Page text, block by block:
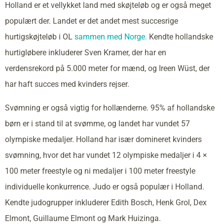
Holland er et vellykket land med skøjteløb og er også meget
populært der. Landet er det andet mest succesrige
hurtigskøjteløb i OL sammen med Norge. Kendte hollandske
hurtigløbere inkluderer Sven Kramer, der har en
verdensrekord på 5.000 meter for mænd, og Ireen Wüst, der
har haft succes med kvinders rejser.
Svømning er også vigtig for hollænderne. 95% af hollandske
børn er i stand til at svømme, og landet har vundet 57
olympiske medaljer. Holland har især domineret kvinders
svømning, hvor det har vundet 12 olympiske medaljer i 4 ×
100 meter freestyle og ni medaljer i 100 meter freestyle
individuelle konkurrence. Judo er også populær i Holland.
Kendte judogrupper inkluderer Edith Bosch, Henk Grol, Dex
Elmont, Guillaume Elmont og Mark Huizinga.